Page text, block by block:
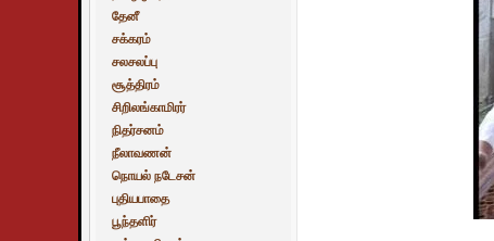
தேனீ
சக்கரம்
சலசலப்பு
சூத்திரம்
சிறிலங்காமிரர்
நிதர்சனம்
நீலாவணன்
நொயல் நடேசன்
புதியபாதை
பூந்தளிர்